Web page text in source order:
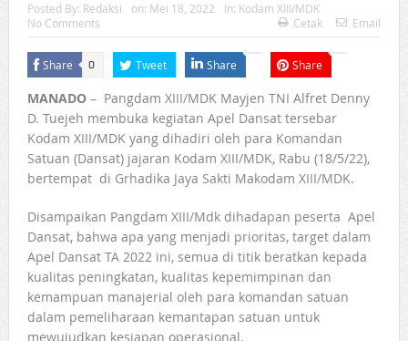
Posted By: Redaksi on: Mei 18, 2022 In: Kodam XIII/MDK
No Comments
Cetak Email
Share 0 Tweet Share Share
MANADO – Pangdam XIII/MDK Mayjen TNI Alfret Denny
D. Tuejeh membuka kegiatan Apel Dansat tersebar
Kodam XIII/MDK yang dihadiri oleh para Komandan
Satuan (Dansat) jajaran Kodam XIII/MDK, Rabu (18/5/22),
bertempat di Grhadika Jaya Sakti Makodam XIII/MDK.
Disampaikan Pangdam XIII/Mdk dihadapan peserta Apel
Dansat, bahwa apa yang menjadi prioritas, target dalam
Apel Dansat TA 2022 ini, semua di titik beratkan kepada
kualitas peningkatan, kualitas kepemimpinan dan
kemampuan manajerial oleh para komandan satuan
dalam pemeliharaan kemantapan satuan untuk
mewujudkan kesiapan operasional.